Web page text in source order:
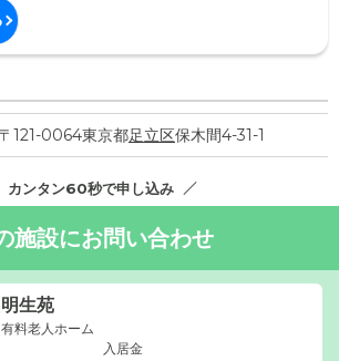
〒121-0064東京都足立区保木間4-31-1
カンタン60秒で申し込み
施設にお問い合わせ
生苑
料老人ホーム
入居金